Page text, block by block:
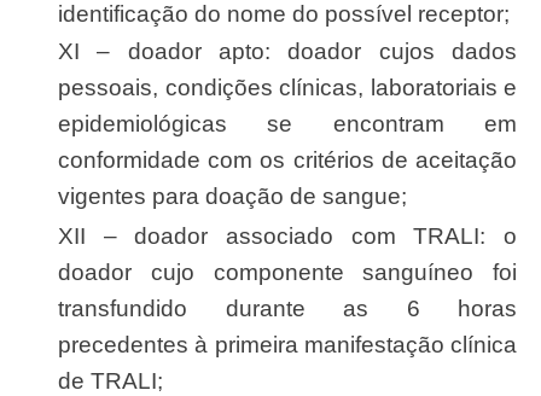
identificação do nome do possível receptor;
XI – doador apto: doador cujos dados
pessoais, condições clínicas, laboratoriais e
epidemiológicas se encontram em
conformidade com os critérios de aceitação
vigentes para doação de sangue;
XII – doador associado com TRALI: o
doador cujo componente sanguíneo foi
transfundido durante as 6 horas
precedentes à primeira manifestação clínica
de TRALI;